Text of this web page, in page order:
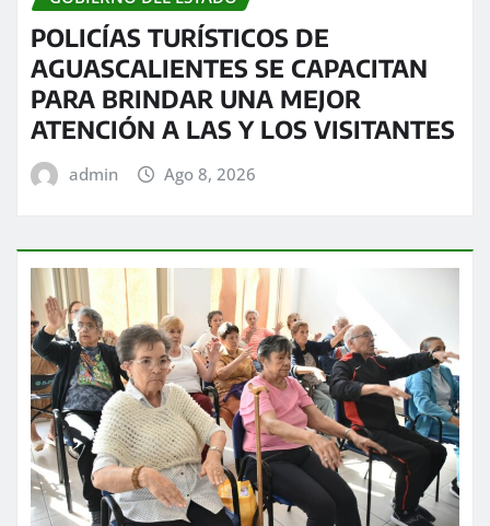
POLICÍAS TURÍSTICOS DE
AGUASCALIENTES SE CAPACITAN
PARA BRINDAR UNA MEJOR
ATENCIÓN A LAS Y LOS VISITANTES
admin Ago 8, 2026